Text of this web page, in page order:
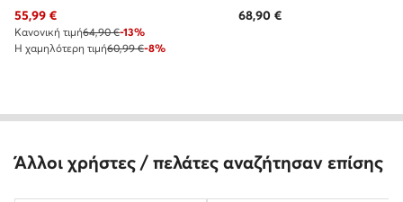
Τρέχουσα τιμή
55,99 €
Κανονική τιμή64,90 €-13%
Η χαμηλότερη τιμή60,99 €-8%
68,90€
Άλλοι χρήστες / πελάτες αναζήτησαν επίσης